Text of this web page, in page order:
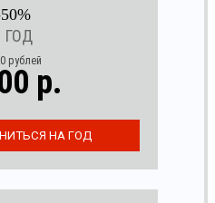
ГОД
рублей
р.